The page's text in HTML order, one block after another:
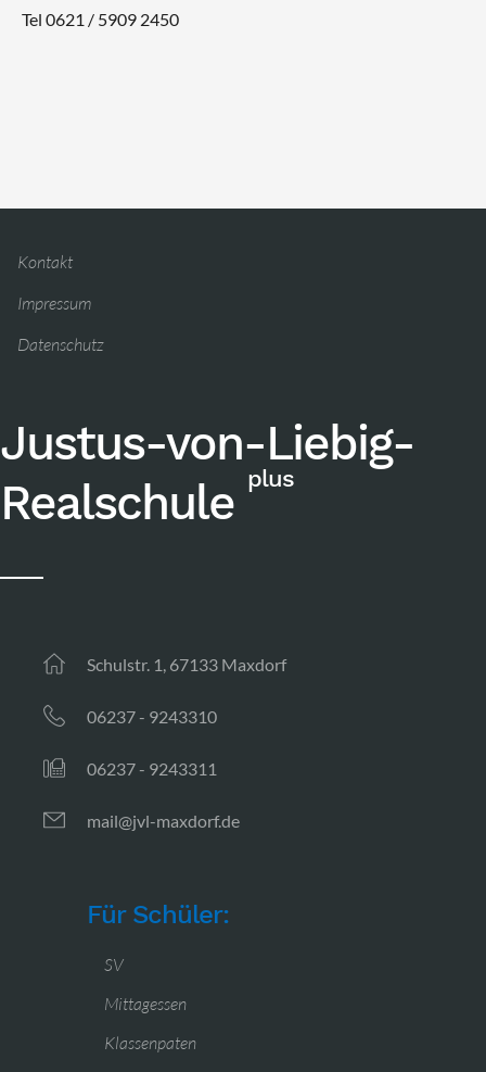
Tel 0621 / 5909 2450
Kontakt
Impressum
Datenschutz
Justus-von-Liebig-
Realschule plus
Schulstr. 1, 67133 Maxdorf
06237 - 9243310
06237 - 9243311
mail@jvl-maxdorf.de
Für Schüler:
SV
Mittagessen
Klassenpaten